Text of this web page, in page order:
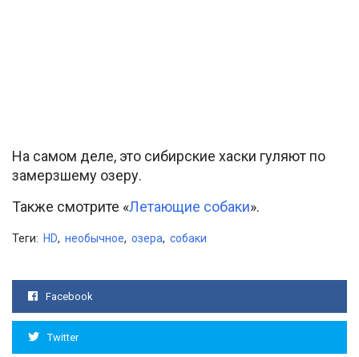
На самом деле, это сибирские хаски гуляют по
замерзшему озеру.
Также смотрите «Летающие собаки».
Теги: HD, необычное, озера, собаки
Facebook
Twitter